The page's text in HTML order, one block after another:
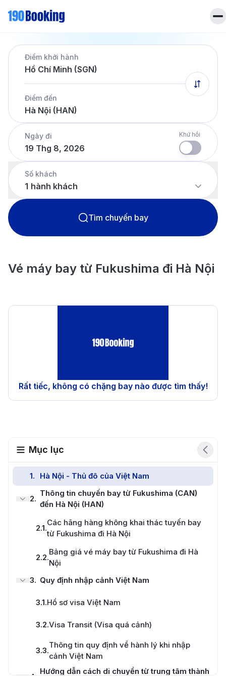
Trang chủ
Vé máy bay
Dịch vụ
Khách sạn
Tin tứcLiên hệ
Hotline
028 7303 6167
Tiếng Việt
Điểm khởi hành
Hồ Chí Minh (SGN)
Điểm đến
Hà Nội (HAN)
Ngày đi
19 Thg 8, 2026
Khứ hồi
Số khách
1 hành khách
Tìm chuyến bay
Vé máy bay từ Fukushima đi Hà Nội
Rất tiếc, không có chặng bay nào được tìm thấy!
Mục lục
1. Hà Nội - Thủ đô của Việt Nam
2.
Thông tin chuyến bay từ Fukushima (CAN)
đến Hà Nội (HAN)
2.1.
Các hãng hàng không khai thác tuyến bay
từ Fukushima đi Hà Nội
2.2.
Bảng giá vé máy bay từ Fukushima đi Hà
Nội
3. Quy định nhập cảnh Việt Nam
3.1.Hồ sơ visa Việt Nam
3.2.Visa Transit (Visa quá cảnh)
3.3.
Thông tin quy định về hành lý khi nhập
cảnh Việt Nam
4
Hướng dẫn cách di chuyển từ trung tâm thành